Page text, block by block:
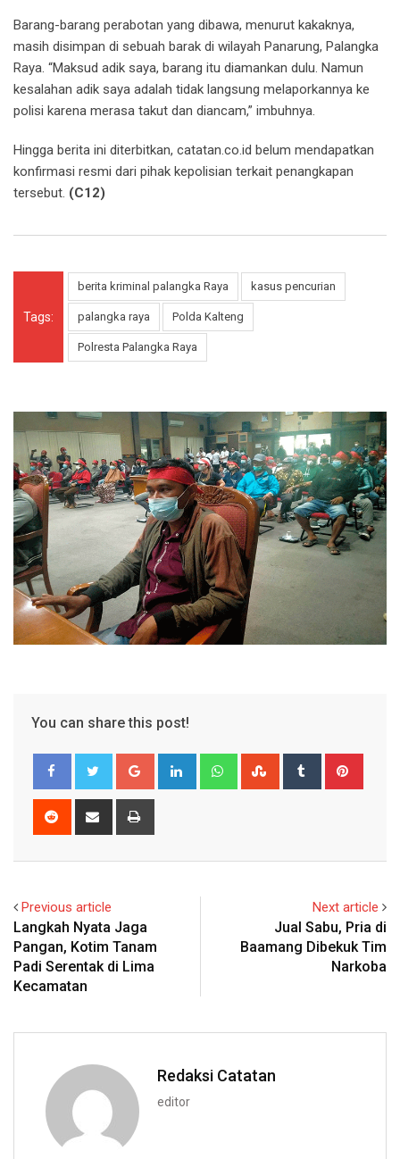
Barang-barang perabotan yang dibawa, menurut kakaknya,
masih disimpan di sebuah barak di wilayah Panarung, Palangka
Raya. “Maksud adik saya, barang itu diamankan dulu. Namun
kesalahan adik saya adalah tidak langsung melaporkannya ke
polisi karena merasa takut dan diancam,” imbuhnya.
Hingga berita ini diterbitkan, catatan.co.id belum mendapatkan
konfirmasi resmi dari pihak kepolisian terkait penangkapan
tersebut. (C12)
Tags:
berita kriminal palangka Raya kasus pencurian
palangka raya Polda Kalteng
Polresta Palangka Raya
You can share this post!
Google+ LinkedIn WhatsappStumbleUpon
Tumblr
Reddit
Share
Previous article
Langkah Nyata Jaga
Pangan, Kotim Tanam
Padi Serentak di Lima
Kecamatan
Next article
Jual Sabu, Pria di
Baamang Dibekuk Tim
Narkoba
Redaksi Catatan
editor